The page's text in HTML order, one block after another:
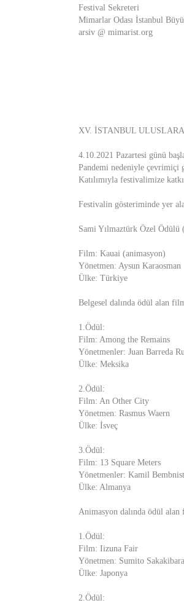
Festival Sekreteri
Mimarlar Odası İstanbul
arsiv @ mimarist.org
XV. İSTANBUL
4.10.2021 Pazartesi günü
Pandemi nedeniyle çevrimiçi
Katılımıyla festivalimize
Festivalin gösteriminde yer
Sami Yılmaztürk Özel Ödülü
Film: Kauai (animasyon)
Yönetmen: Aysun Karaosman
Ülke: Türkiye
Belgesel dalında ödül alan
1.Ödül:
Film: Among the Remains
Yönetmenler: Juan Barreda
Ülke: Meksika
2.Ödül:
Film: An Other City
Yönetmen: Rasmus Waern
Ülke: İsveç
3.Ödül:
Film: 13 Square Meters
Yönetmenler: Kamil
Ülke: Almanya
Animasyon dalında ödül
1.Ödül:
Film: Iizuna Fair
Yönetmen: Sumito Sakakibara
Ülke: Japonya
2.Ödül: